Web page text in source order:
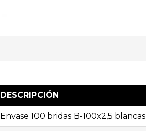
DESCRIPCIÓN
Envase 100 bridas B-100x2,5 blancas